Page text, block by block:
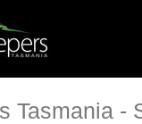
Tasmania -